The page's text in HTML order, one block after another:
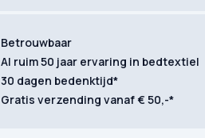
Betrouwbaar
Al ruim 50 jaar ervaring in bedtextiel
30 dagen bedenktijd*
Gratis verzending vanaf € 50,-*